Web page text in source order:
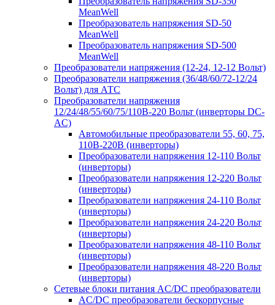
MeanWell
Преобразователь напряжения SD-50
MeanWell
Преобразователь напряжения SD-500
MeanWell
Преобразователи напряжения (12-24, 12-12 Вольт)
Преобразователи напряжения (36/48/60/72-12/24
Вольт) для АТС
Преобразователи напряжения
12/24/48/55/60/75/110В-220 Вольт (инверторы DC-
AC)
Автомобильные преобразователи 55, 60, 75,
110В-220В (инверторы)
Преобразователи напряжения 12-110 Вольт
(инверторы)
Преобразователи напряжения 12-220 Вольт
(инверторы)
Преобразователи напряжения 24-110 Вольт
(инверторы)
Преобразователи напряжения 24-220 Вольт
(инверторы)
Преобразователи напряжения 48-110 Вольт
(инверторы)
Преобразователи напряжения 48-220 Вольт
(инверторы)
Сетевые блоки питания AC/DC преобразователи
AC/DC преобразователи бескорпусные